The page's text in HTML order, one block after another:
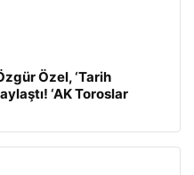
Özel, ‘Tarih
‘AK Toroslar